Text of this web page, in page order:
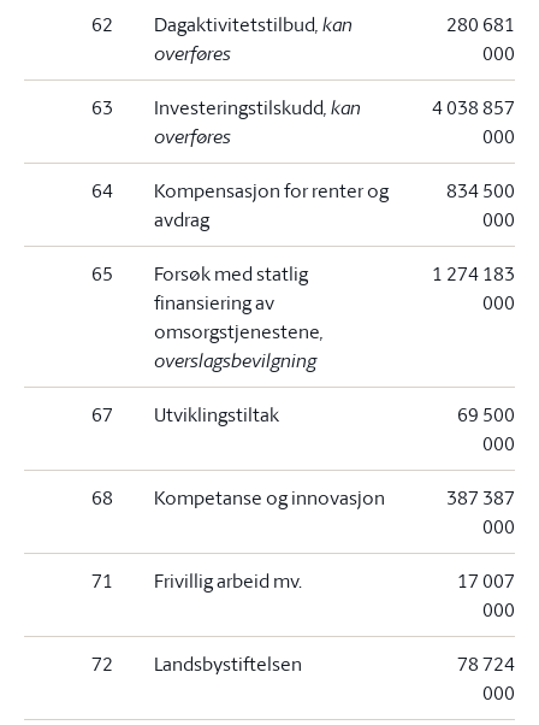
62 Dagaktivitetstilbud, kan
overføres
280 681
000
63 Investeringstilskudd, kan
overføres
4 038 857
000
64
Kompensasjon for renter og
avdrag
834 500
000
65
Forsøk med statlig
finansiering av
omsorgstjenestene,
overslagsbevilgning
1 274 183
000
67 Utviklingstiltak
69 500
000
68 Kompetanse og innovasjon
387 387
000
71 Frivillig arbeid mv.
17 007
000
72 Landsbystiftelsen
78 724
000